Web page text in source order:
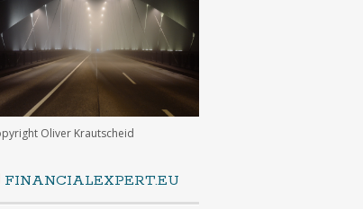
Oliver Krautscheid
FINANCIALEXPERT.EU